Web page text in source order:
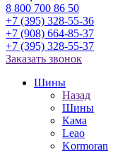
8 800 700 86 50
+7 (395) 328-55-36
+7 (908) 664-85-37
+7 (395) 328-55-37
Заказать звонок
Шины
Назад
Шины
Кама
Leao
Kormoran